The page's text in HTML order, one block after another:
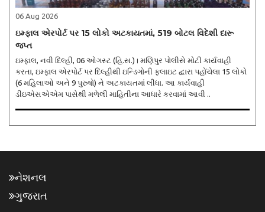
06 Aug 2026
ઇમ્ફાલ એરપોર્ટ પર 15 લોકો અટકાયતમાં, 519 બોટલ વિદેશી દારૂ
જપ્ત
ઇમ્ફાલ, નવી દિલ્હી, 06 ઓગસ્ટ (હિ.સ.)। મણિપુર પોલીસે મોટી કાર્યવાહી
કરતા, ઇમ્ફાલ એરપોર્ટ પર દિલ્હીથી ઇન્ડિગોની ફ્લાઇટ દ્વારા પહોંચેલા 15 લોકો
(6 મહિલાઓ અને 9 પુરુષો) ને અટકાયતમાં લીધા. આ કાર્યવાહી
ડીઇએસએએમ પાસેથી મળેલી માહિતીના આધારે કરવામાં આવી ..
નેશનલ
ગુજરાત